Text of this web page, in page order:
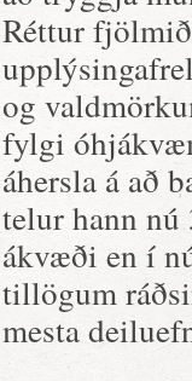
Réttur
og
fylgi
áhersla á að
telur hann
ákvæði en í
tillögum
mesta